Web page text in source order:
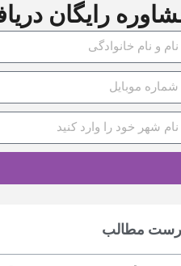
رایگان
مطالب